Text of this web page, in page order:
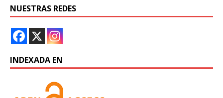
NUESTRAS REDES
INDEXADA EN